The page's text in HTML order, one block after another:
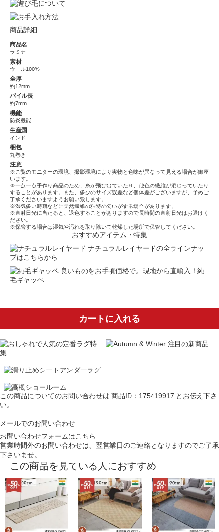
商品詳細
商品名
ラミナ
素材
ウール100%
全厚
約12mm
パイル長
約7mm
機能
防炎機能
生産国
インド
梱包
丸巻き
注意
※ご覧のモニターの環境、撮影環境により実物と色味が異なって見える場合が御座
います。
※一点一点手作り商品のため、糸が飛び出ていたり、他色の繊維が混じっていたり
することがあります。また、多少のサイズ誤差など個体差がございますが、予めご
了承くださいますようお願い致します。
※湿気多い時期などに天然繊維の独特の匂いがする場合があります。
※直射日光に当たると、退色することがありますので長時間の直射日光はお避けく
ださい。
※保管する場合は湿気や汚れを取り除いて乾燥した場所で保管してください。
おすすめアイテム・特集
ナチュラルレイヤードの全ラインナッ
プはこちらから
良いものをお手頃価格で。現地から直輸入！純
毛ギャッベ
カートに入れる
この商品についてのお問い合わせは 商品ID：175419917 とお伝え下さ
い。
メールでのお問い合わせ
お問い合わせフォームはこちら
営業時間外のお問い合わせは、翌営業日のご連絡となりますのでご了承
下さいませ。
この商品を見ている人におすすめ